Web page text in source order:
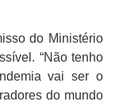
do Ministério
“Não tenho
vai ser o
do mundo